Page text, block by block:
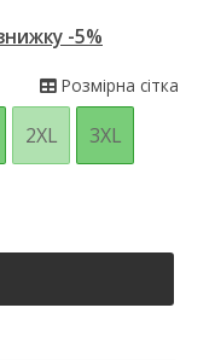
-5%
Розмірна сітка
2XL 3XL